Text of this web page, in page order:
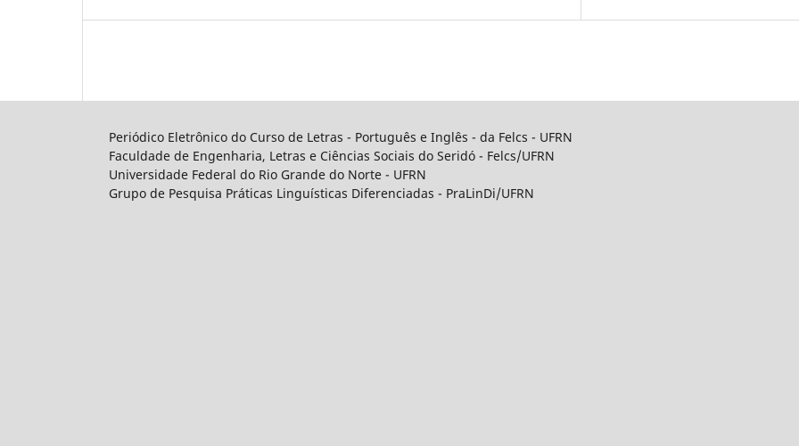
Periódico Eletrônico do Curso de Letras - Português e Inglês - da Felcs - UFRN
Faculdade de Engenharia, Letras e Ciências Sociais do Seridó - Felcs/UFRN
Universidade Federal do Rio Grande do Norte - UFRN
Grupo de Pesquisa Práticas Linguísticas Diferenciadas - PraLinDi/UFRN